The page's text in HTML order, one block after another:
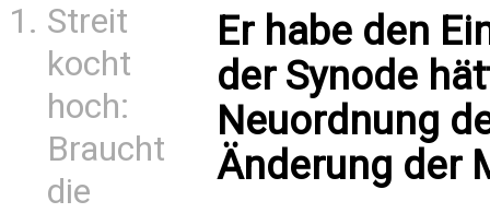
Streit
kocht
hoch:
Braucht
die
Er habe den
der Synode
Neuordnung
Änderung der